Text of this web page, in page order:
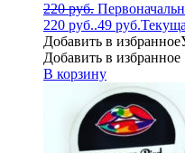
220руб.
220 руб..49 руб.
Добавить в избранное
Добавить в избранное
В корзину